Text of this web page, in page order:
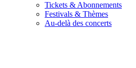
Tickets & Abonnements
Festivals & Thèmes
Au-delà des concerts